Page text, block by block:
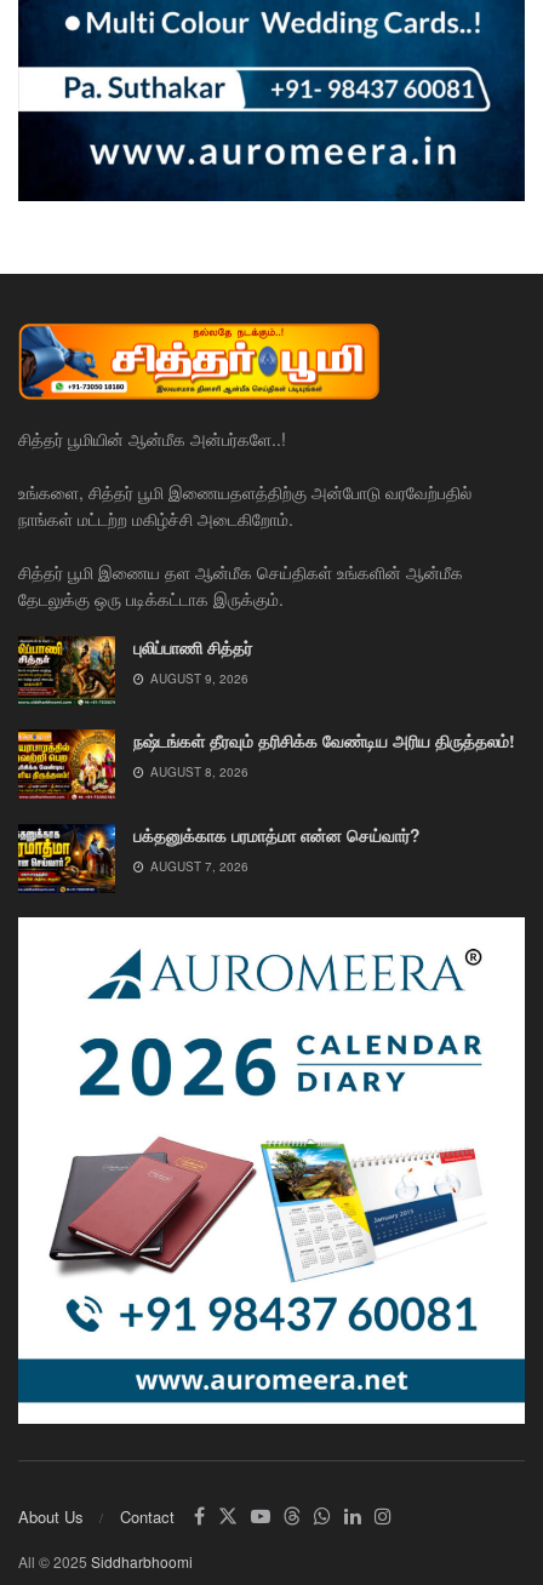
சித்தர் பூமியின் ஆன்மீக அன்பர்களே..!
உங்களை, சித்தர் பூமி இணையதளத்திற்கு அன்போடு வரவேற்பதில்
நாங்கள் மட்டற்ற மகிழ்ச்சி அடைகிறோம்.
சித்தர் பூமி இணைய தள ஆன்மீக செய்திகள் உங்களின் ஆன்மீக
தேடலுக்கு ஒரு படிக்கட்டாக இருக்கும்.
புலிப்பாணி சித்தர்
AUGUST 9, 2026
நஷ்டங்கள் தீரவும் தரிசிக்க வேண்டிய அரிய திருத்தலம்!
AUGUST 8, 2026
பக்தனுக்காக பரமாத்மா என்ன செய்வார்?
AUGUST 7, 2026
About Us Contact
All © 2025 Siddharbhoomi